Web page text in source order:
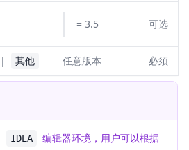
= 3.5 可选
| 其他 任意版本 必须
IDEA
编辑器环境，用户可以根据